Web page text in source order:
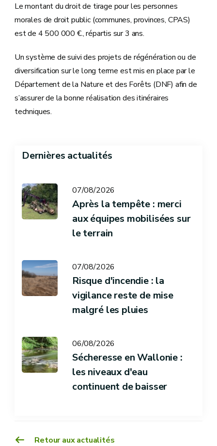
Le montant du droit de tirage pour les personnes
morales de droit public (communes, provinces, CPAS)
est de 4 500 000 €., répartis sur 3 ans.
Un système de suivi des projets de régénération ou de
diversification sur le long terme est mis en place par le
Département de la Nature et des Forêts (DNF) afin de
s’assurer de la bonne réalisation des itinéraires
techniques.
Retour aux actualités
Dernières actualités
07/08/2026
Après la tempête : merci
aux équipes mobilisées sur
le terrain
07/08/2026
Risque d'incendie : la
vigilance reste de mise
malgré les pluies
06/08/2026
Sécheresse en Wallonie :
les niveaux d'eau
continuent de baisser